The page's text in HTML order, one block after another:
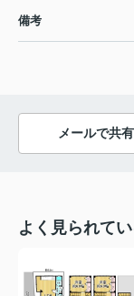
備考
メールで共
よく見られて